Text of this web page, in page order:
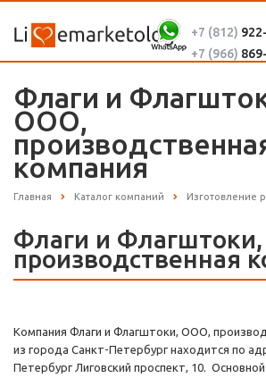
+7 (812)
+7 (966)
Флаги и
ООО,
компания
Главная Каталог компаний Изготовление
Флаги и
производственная
Компания Флаги и Флагштоки, ООО,
из города Санкт-Петербург находится по
Петербург Лиговский проспект, 10.